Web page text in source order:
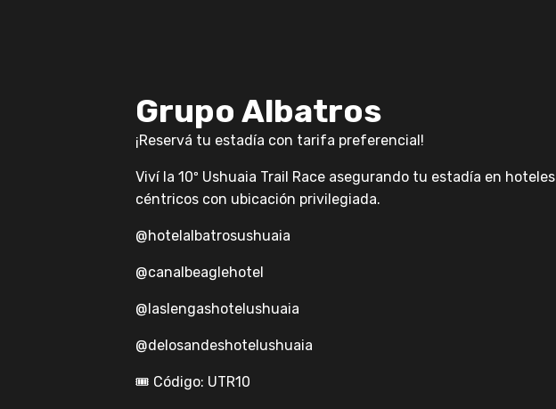
Grupo Albatros
¡Reservá tu estadía con tarifa preferencial!
Viví la 10º Ushuaia Trail Race asegurando tu estadía en hoteles
céntricos con ubicación privilegiada.
@hotelalbatrosushuaia
@canalbeaglehotel
@laslengashotelushuaia
@delosandeshotelushuaia
🎟 Código: UTR10